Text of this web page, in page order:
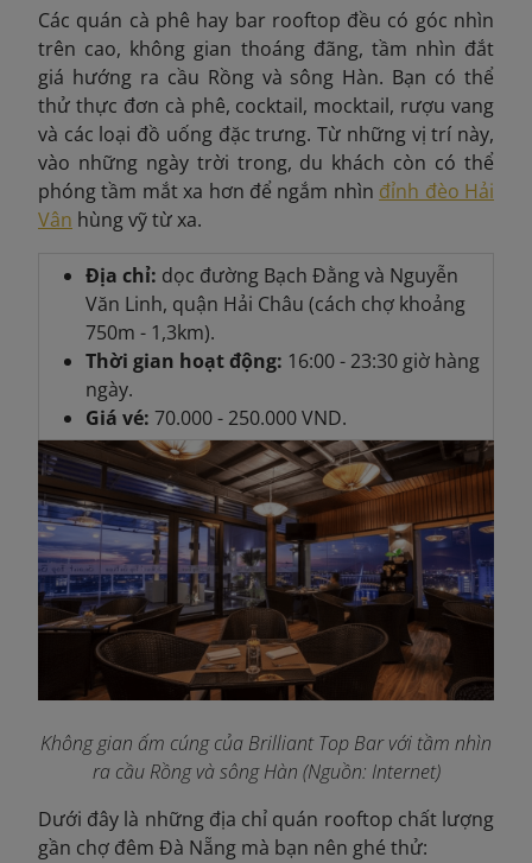
Các quán cà phê hay bar rooftop đều có góc nhìn
trên cao, không gian thoáng đãng, tầm nhìn đắt
giá hướng ra cầu Rồng và sông Hàn. Bạn có thể
thử thực đơn cà phê, cocktail, mocktail, rượu vang
và các loại đồ uống đặc trưng. Từ những vị trí này,
vào những ngày trời trong, du khách còn có thể
phóng tầm mắt xa hơn để ngắm nhìn đỉnh đèo Hải
Vân hùng vỹ từ xa.
Địa chỉ: dọc đường Bạch Đằng và Nguyễn
Văn Linh, quận Hải Châu (cách chợ khoảng
750m - 1,3km).
Thời gian hoạt động: 16:00 - 23:30 giờ hàng
ngày.
Giá vé: 70.000 - 250.000 VND.
Không gian ấm cúng của Brilliant Top Bar với tầm nhìn
ra cầu Rồng và sông Hàn (Nguồn: Internet)
Dưới đây là những địa chỉ quán rooftop chất lượng
gần chợ đêm Đà Nẵng mà bạn nên ghé thử: